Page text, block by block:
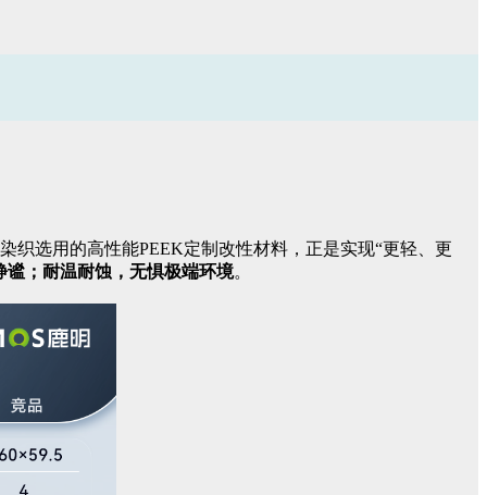
织选用的高性能PEEK定制改性材料，正是实现“更轻、更
；耐温耐蚀，无惧极端环境。